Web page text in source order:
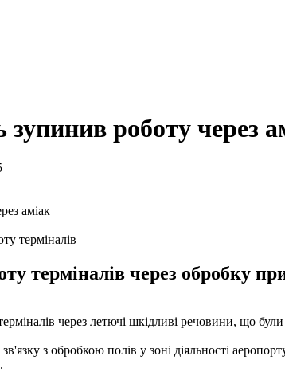
роботу через
терміналів
терміналів через обробку
через летючі шкідливі речовини, що
з обробкою полів у зоні діяльності